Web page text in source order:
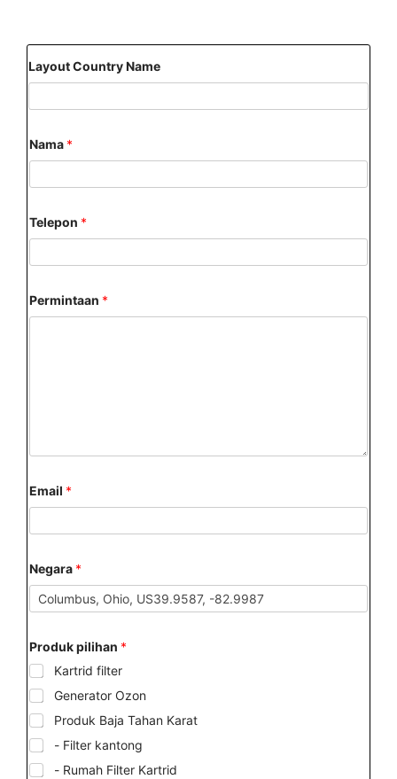
Layout Country Name
Nama *
Telepon *
Permintaan *
Email *
Negara *
Produk pilihan *
Kartrid filter
Generator Ozon
Produk Baja Tahan Karat
- Filter kantong
- Rumah Filter Kartrid